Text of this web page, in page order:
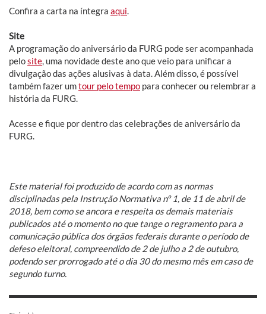
Confira a carta na íntegra aqui.
Site
A programação do aniversário da FURG pode ser acompanhada
pelosite, uma novidade deste ano que veio para unificar a
divulgação das ações alusivas à data. Além disso, é possível
também fazer umtour pelo tempo para conhecer ou relembrar a
história da FURG.
Acesse e fique por dentro das celebrações de aniversário da
FURG.
Este material foi produzido de acordo com as normas
disciplinadas pela Instrução Normativa nº 1, de 11 de abril de
2018, bem como se ancora e respeita os demais materiais
publicados até o momento no que tange o regramento para a
comunicação pública dos órgãos federais durante o período de
defeso eleitoral, compreendido de 2 de julho a 2 de outubro,
podendo ser prorrogado até o dia 30 do mesmo mês em caso de
segundo turno.